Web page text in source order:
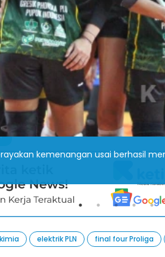
kemenangan usai berhasil
elektrik PLN final four Proliga